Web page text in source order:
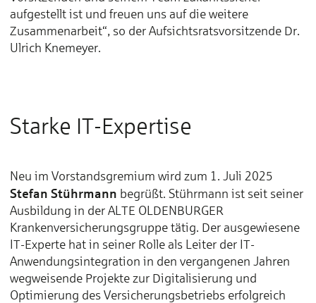
aufgestellt ist und freuen uns auf die weitere
Zusammenarbeit“, so der Aufsichtsratsvorsitzende Dr.
Ulrich Knemeyer.
Starke IT-Expertise
Neu im Vorstandsgremium wird zum 1. Juli 2025
Stefan Stührmann begrüßt. Stührmann ist seit seiner
Ausbildung in der ALTE OLDENBURGER
Krankenversicherungsgruppe tätig. Der ausgewiesene
IT-Experte hat in seiner Rolle als Leiter der IT-
Anwendungsintegration in den vergangenen Jahren
wegweisende Projekte zur Digitalisierung und
Optimierung des Versicherungsbetriebs erfolgreich